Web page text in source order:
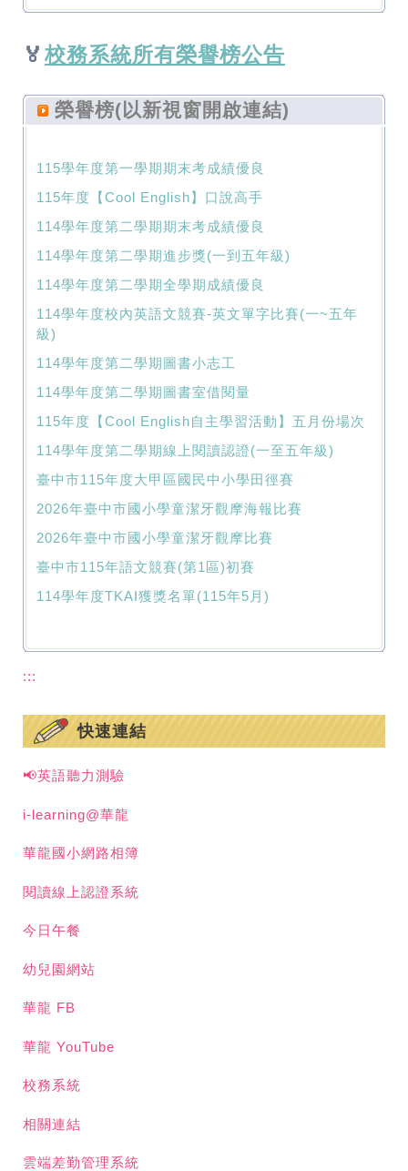
🏅 校務系統所有榮譽榜公告
榮譽榜(以新視窗開啟連結)
115學年度第一學期期末考成績優良
115年度【Cool English】口說高手
114學年度第二學期期末考成績優良
114學年度第二學期進步獎(一到五年級)
114學年度第二學期全學期成績優良
114學年度校內英語文競賽-英文單字比賽(一~五年
級)
114學年度第二學期圖書小志工
114學年度第二學期圖書室借閱量
115年度【Cool English自主學習活動】五月份場次
114學年度第二學期線上閱讀認證(一至五年級)
臺中市115年度大甲區國民中小學田徑賽
2026年臺中市國小學童潔牙觀摩海報比賽
2026年臺中市國小學童潔牙觀摩比賽
臺中市115年語文競賽(第1區)初賽
114學年度TKAI獲獎名單(115年5月)
:::
快速連結
📢英語聽力測驗
i-learning@華龍
華龍國小網路相簿
閱讀線上認證系統
今日午餐
幼兒園網站
華龍 FB
華龍 YouTube
校務系統
相關連結
雲端差勤管理系統